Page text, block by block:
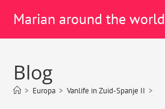
Marian around the world
Blog
> Europa > Vanlife in Zuid-Spanje II >